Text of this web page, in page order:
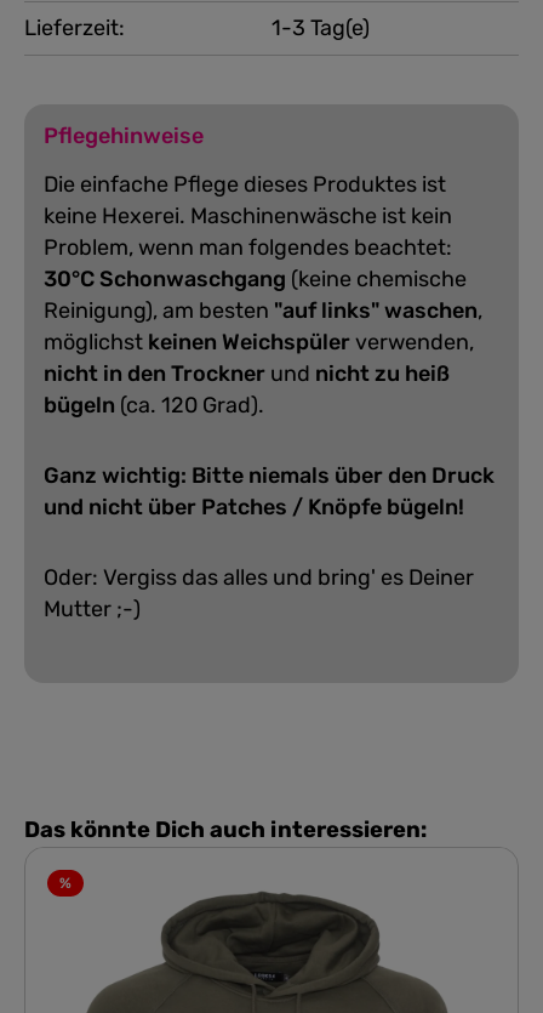
Lieferzeit: 1-3 Tag(e)
Pflegehinweise
Die einfache Pflege dieses Produktes ist
keine Hexerei. Maschinenwäsche ist kein
Problem, wenn man folgendes beachtet:
30°C Schonwaschgang (keine chemische
Reinigung), am besten "auf links" waschen,
möglichst keinen Weichspülerverwenden,
nicht in den Trockner und nicht zu heiß
bügeln (ca. 120 Grad).
Ganz wichtig: Bitte niemals über den Druck
und nicht über Patches / Knöpfe bügeln!
Oder: Vergiss das alles und bring' es Deiner
Mutter ;-)
Das könnte Dich auch interessieren:
%